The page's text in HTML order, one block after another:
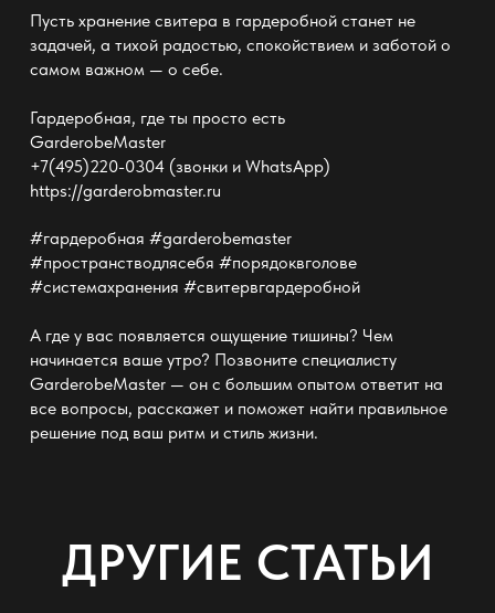
Пусть хранение свитера в гардеробной станет не
задачей, а тихой радостью, спокойствием и заботой о
самом важном — о себе.
Гардеробная, где ты просто есть
GarderobeMaster
+7(495)220-0304 (звонки и WhatsApp)
https://garderobmaster.ru
#гардеробная #garderobemaster
#пространстводлясебя #порядоквголове
#системахранения #свитервгардеробной
А где у вас появляется ощущение тишины? Чем
начинается ваше утро? Позвоните специалисту
GarderobeMaster — он с большим опытом ответит на
все вопросы, расскажет и поможет найти правильное
решение под ваш ритм и стиль жизни.
ДРУГИЕ СТАТЬИ